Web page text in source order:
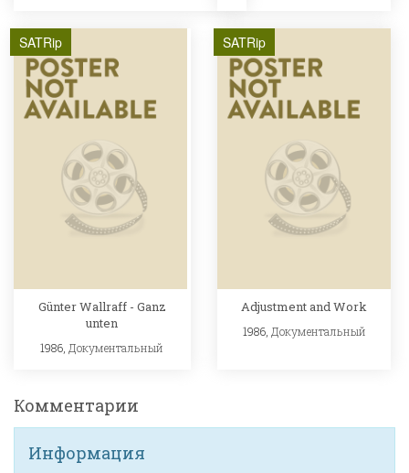
SATRip
Günter Wallraff - Ganz
unten
1986,Документальный
SATRip
Adjustment and Work
1986, Документальный
Комментарии
Информация